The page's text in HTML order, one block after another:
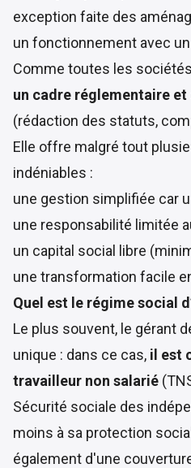
exception faite des
un fonctionnement avec
Comme toutes les
un cadre réglementaire
(rédaction des statuts,
Elle offre malgré tout
indéniables :
une gestion simplifiée car
une responsabilité limitée
un capital social libre
une transformation facile
Quel est le régime social
Le plus souvent, le gérant
unique : dans ce cas, il est
travailleur non salarié
Sécurité sociale des
moins à sa protection
également d'une